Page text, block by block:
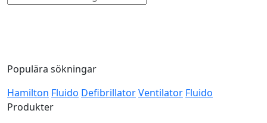
Populära sökningar
Hamilton Fluido DefibrillatorVentilator Fluido
Produkter